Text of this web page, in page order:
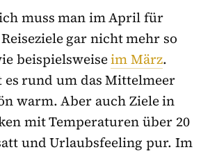
muss man im April für
gar nicht mehr so
beispielsweiseim März.
es rund um das Mittelmeer
warm. Aber auch Ziele in
mit Temperaturen über 20
und Urlaubsfeeling pur. Im